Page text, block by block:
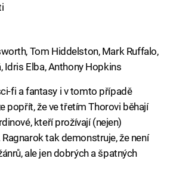
Tom Hiddelston, Mark Ruffalo,
Idris Elba, Anthony Hopkins
fi a fantasy i v tomto případě
popřít, že ve třetím Thorovi běhají
kteří prožívají (nejen)
tak demonstruje, že není
ale jen dobrých a špatných